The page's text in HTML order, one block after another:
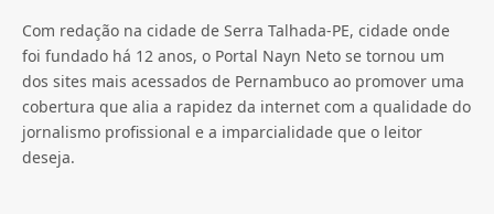
Com redação na cidade de Serra Talhada-PE, cidade onde
foi fundado há 12 anos, o Portal Nayn Neto se tornou um
dos sites mais acessados de Pernambuco ao promover uma
cobertura que alia a rapidez da internet com a qualidade do
jornalismo profissional e a imparcialidade que o leitor
deseja.